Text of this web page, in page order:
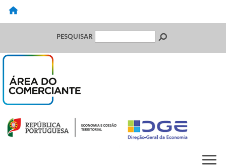
PESQUISAR